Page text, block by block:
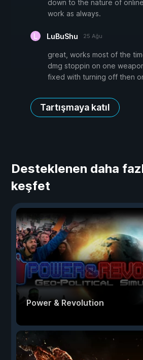
down to the nature of
work as always.
LuBuShu 25 Ağu
great, works most of the
dmg stoppin on one
fixed with turning off then
Tartışmaya katıl
Desteklenen daha
keşfet
Power & Revolution